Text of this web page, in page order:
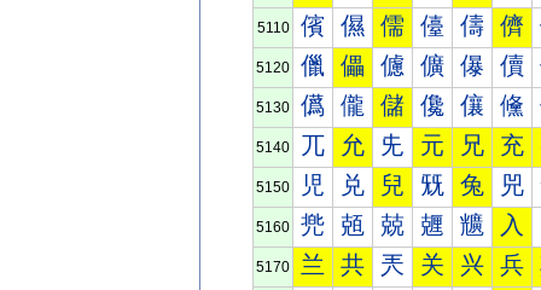
5110 儐 儑 儒 儓 儔 儕
5120 儠 儡 儢 儣 儤 儥
5130 儰 儱 儲 儳 儴 儵
5140 兀 允 兂 元 兄 充
5150 児 兑 兒 兓 兔 兕
5160 兠 兡 兢 兣 兤 入
5170 兰 共 兲 关 兴 兵